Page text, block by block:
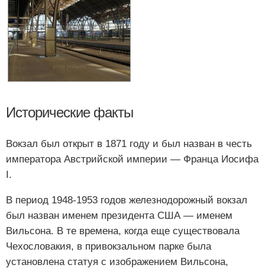
Исторические факты
Вокзал был открыт в 1871 году и был назван в честь
императора Австрийской империи — Франца Иосифа
I.
В период 1948-1953 годов железнодорожный вокзал
был назван именем президента США — именем
Вильсона. В те времена, когда еще существовала
Чехословакия, в привокзальном парке была
установлена статуя с изображением Вильсона,